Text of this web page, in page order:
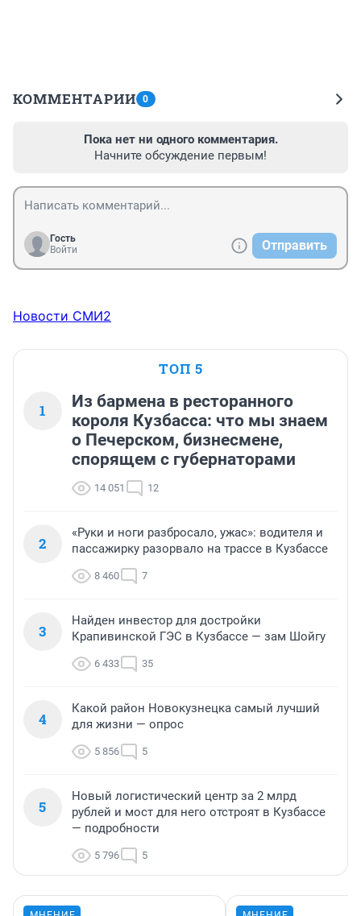
КОММЕНТАРИИ 0
Пока нет ни одного комментария.
Начните обсуждение первым!
Гость
Войти
Отправить
Новости СМИ2
ТОП 5
1
Из бармена в ресторанного
короля Кузбасса: что мы знаем
о Печерском, бизнесмене,
спорящем с губернаторами
14 051 12
2
«Руки и ноги разбросало, ужас»: водителя и
пассажирку разорвало на трассе в Кузбассе
8 460 7
3
Найден инвестор для достройки
Крапивинской ГЭС в Кузбассе — зам Шойгу
6 433 35
4
Какой район Новокузнецка самый лучший
для жизни — опрос
5 856 5
5
Новый логистический центр за 2 млрд
рублей и мост для него отстроят в Кузбассе
— подробности
5 796 5